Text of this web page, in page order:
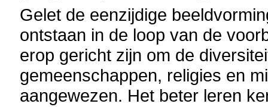
Gelet de eenzijdige
ontstaan in de loop van de
erop gericht zijn om de
gemeenschappen, religies en
aangewezen. Het beter leren